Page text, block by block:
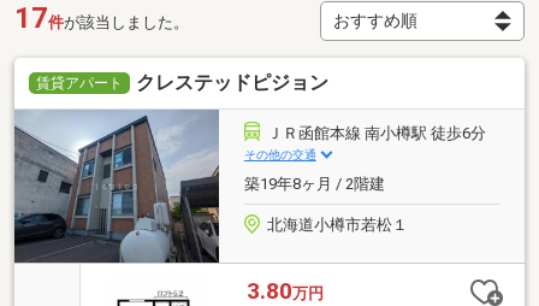
17件が該当しました。
賃貸アパート クレステッドピジョン
ＪＲ函館本線 南小樽駅 徒歩6分
その他の交通
築19年8ヶ月 / 2階建
北海道小樽市若松１
3.80万円